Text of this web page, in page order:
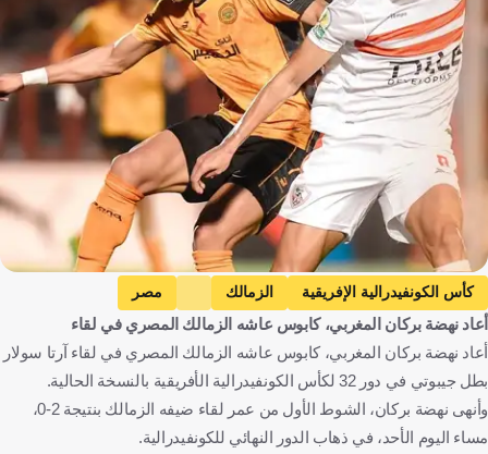
كأس الكونفيدرالية الإفريقية الزمالك
مصر
نهضة بركان
المغرب جيبوتي كرة قدم
أعاد نهضة بركان المغربي، كابوس عاشه الزمالك المصري في لقاء
أعاد نهضة بركان المغربي، كابوس عاشه الزمالك المصري في لقاء آرتا سولار
بطل جيبوتي في دور 32 لكأس الكونفيدرالية الأفريقية بالنسخة الحالية.
وأنهى نهضة بركان، الشوط الأول من عمر لقاء ضيفه الزمالك بنتيجة 2-0،
مساء اليوم الأحد، في ذهاب الدور النهائي للكونفيدرالية.